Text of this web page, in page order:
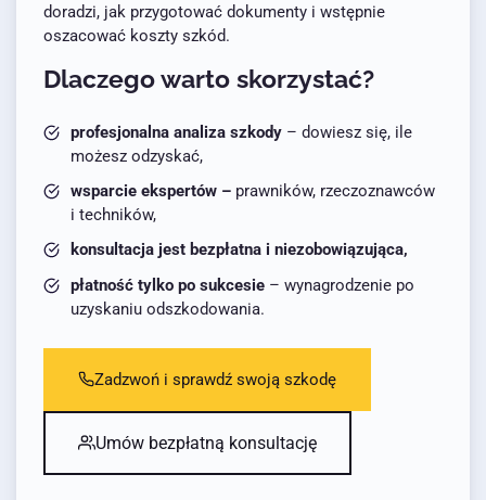
doradzi, jak przygotować dokumenty i wstępnie
oszacować koszty szkód.
Dlaczego warto skorzystać?
profesjonalna analiza szkody – dowiesz się, ile
możesz odzyskać,
wsparcie ekspertów – prawników, rzeczoznawców
i techników,
konsultacja jest bezpłatna i niezobowiązująca,
płatność tylko po sukcesie – wynagrodzenie po
uzyskaniu odszkodowania.
Zadzwoń i sprawdź swoją szkodę
Umów bezpłatną konsultację